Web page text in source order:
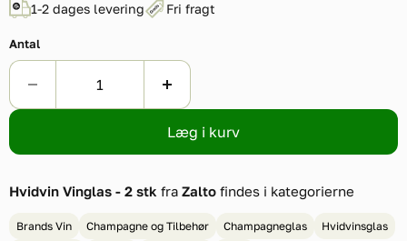
1-2 dages levering
Fri fragt
Antal
Læg i kurv
Hvidvin Vinglas - 2 stk fra Zalto findes i kategorierne
Brands Vin Champagne og Tilbehør Champagneglas
Hvidvinsglas